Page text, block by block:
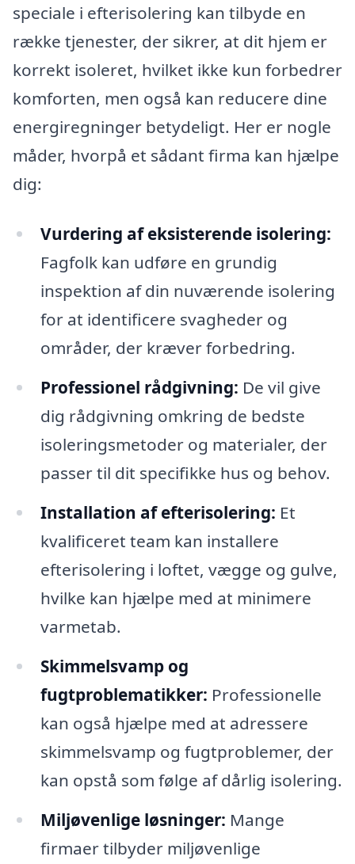
speciale i efterisolering kan tilbyde en
række tjenester, der sikrer, at dit hjem er
korrekt isoleret, hvilket ikke kun forbedrer
komforten, men også kan reducere dine
energiregninger betydeligt. Her er nogle
måder, hvorpå et sådant firma kan hjælpe
dig:
Vurdering af eksisterende isolering:
Fagfolk kan udføre en grundig
inspektion af din nuværende isolering
for at identificere svagheder og
områder, der kræver forbedring.
Professionel rådgivning: De vil give
dig rådgivning omkring de bedste
isoleringsmetoder og materialer, der
passer til dit specifikke hus og behov.
Installation af efterisolering: Et
kvalificeret team kan installere
efterisolering i loftet, vægge og gulve,
hvilke kan hjælpe med at minimere
varmetab.
Skimmelsvamp og
fugtproblematikker: Professionelle
kan også hjælpe med at adressere
skimmelsvamp og fugtproblemer, der
kan opstå som følge af dårlig isolering.
Miljøvenlige løsninger: Mange
firmaer tilbyder miljøvenlige